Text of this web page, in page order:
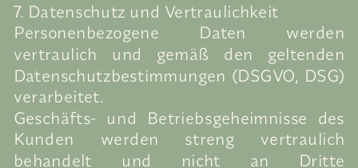
7. Datenschutz und Vertraulichkeit
Personenbezogene Daten werden
vertraulich und gemäß den geltenden
Datenschutzbestimmungen (DSGVO, DSG)
verarbeitet.
Geschäfts- und Betriebsgeheimnisse des
Kunden werden streng vertraulich
behandelt und nicht an Dritte